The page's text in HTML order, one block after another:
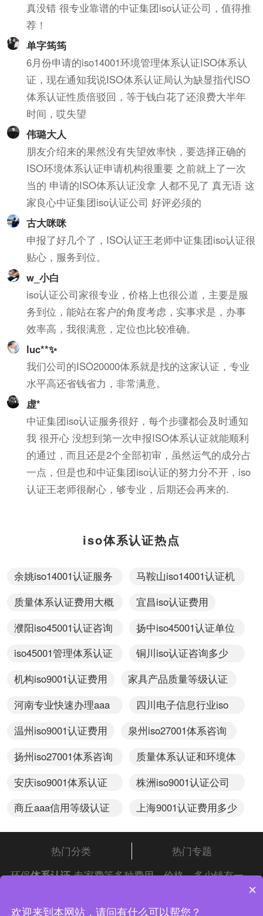
真没错 很专业靠谱的中证集团iso认证公司，值得推
荐！
单字筠筠
6月份申请的iso14001环境管理体系认证ISO体系认
证，现在通知我说ISO体系认证局认为缺显指代ISO
体系认证性质倍驳回，等于钱白花了还浪费大半年
时间，哎失望
伟璐大人
朋友介绍来的果然没有失望效率快，要选择正确的
ISO环境体系认证申请机构很重要 之前就上了一次
当的 申请的ISO体系认证没拿 人都不见了 真无语 这
家良心中证集团iso认证公司 好评必须的
古大咪咪
申报了好几个了，ISO认证王老师中证集团iso认证很
贴心，服务到位。
w_小白
iso认证公司家很专业，价格上也很公道，主要是服
务到位，能站在客户的角度考虑，实事求是，办事
效率高，我很满意，定位也比较准确。
luc**✨
我们公司的ISO20000体系就是找的这家认证，专业
水平高还省钱省力，非常满意。
虚*
中证集团iso认证服务很好，每个步骤都会及时通知
我 很开心 没想到第一次申报ISO体系认证就能顺利
的通过，而且还是2个全部初审，虽然运气的成分占
一点，但是也和中证集团iso认证的努力分不开，iso
认证王老师很耐心，够专业，后期还会再来的.
iso体系认证热点
余姚iso14001认证服务
马鞍山iso14001认证机
质量体系认证费用大概
宜昌iso认证费用
濮阳iso45001认证咨询
扬中iso45001认证单位
iso45001管理体系认证
铜川iso认证咨询多少
机构iso9001认证费用
家具产品质量等级认证
河南专业快速办理aaa
四川电子信息行业iso
温州iso9001认证费用
泉州iso27001体系咨询
扬州iso27001体系咨询
质量体系认证和环境体
安庆iso9001体系认证
株洲iso9001认证公司
商丘aaa信用等级认证
上海9001认证费用多少
热门分类
热门专题
环保体系认证 专家费等多种费用、价格、多少钱有一
司规模、人数、场地大小综合评估认证费用，中证集团
中证集团体系认证 版权所有 Copyright © 2022
×
欢迎来到本网站，请问有什么可以帮您？